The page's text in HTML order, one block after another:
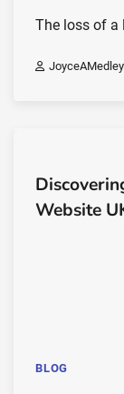
The loss of a
JoyceAMedley
Website
BLOG